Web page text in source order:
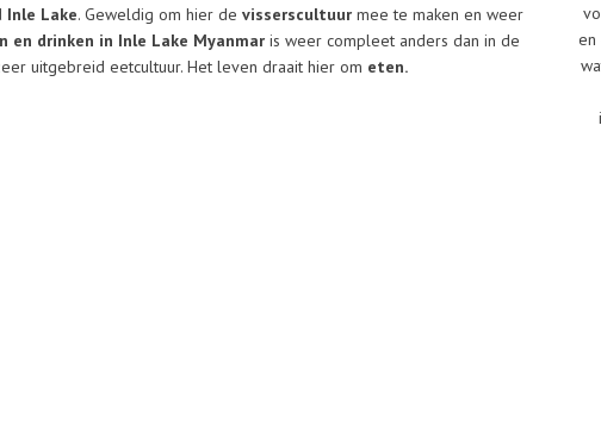
Inle Lake. Geweldig om hier de visserscultuur mee te maken en weer
en drinken in Inle Lake Myanmar is weer compleet anders dan in de
uitgebreid eetcultuur. Het leven draait hier om eten.
en